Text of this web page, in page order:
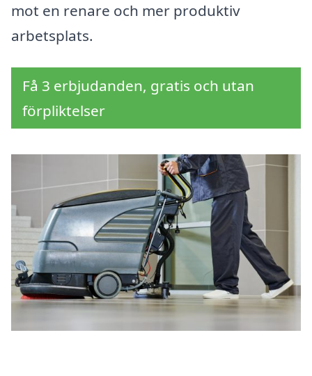
mot en renare och mer produktiv
arbetsplats.
Få 3 erbjudanden, gratis och utan
förpliktelser